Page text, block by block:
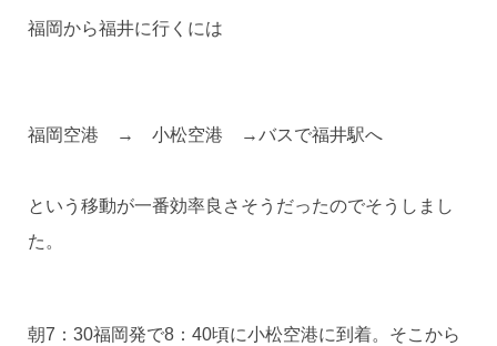
福岡から福井に行くには
福岡空港 → 小松空港 →バスで福井駅へ
という移動が一番効率良さそうだったのでそうしまし
た。
朝7：30福岡発で8：40頃に小松空港に到着。そこから